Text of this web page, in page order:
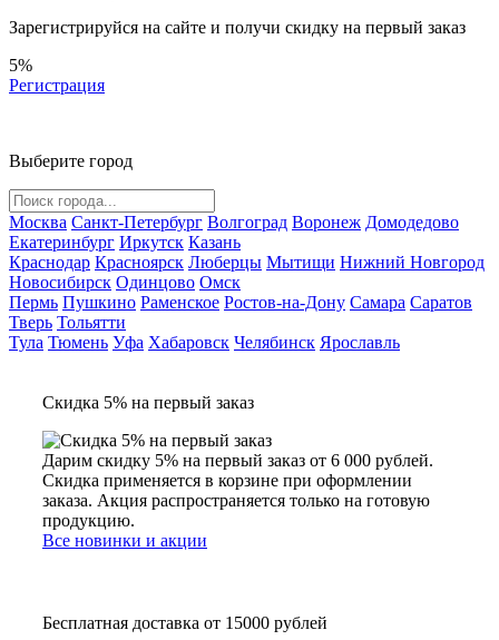
Зарегистрируйся на сайте и получи скидку на первый заказ
5%
Регистрация
Выберите город
Москва Санкт-Петербург Волгоград Воронеж Домодедово
Екатеринбург Иркутск Казань
Краснодар Красноярск Люберцы Мытищи Нижний Новгород
Новосибирск Одинцово Омск
Пермь Пушкино Раменское Ростов-на-Дону Самара Саратов
Тверь Тольятти
Тула Тюмень Уфа Хабаровск Челябинск Ярославль
Скидка 5% на первый заказ
Дарим скидку 5% на первый заказ от 6 000 рублей.
Скидка применяется в корзине при оформлении
заказа. Акция распространяется только на готовую
продукцию.
Все новинки и акции
Бесплатная доставка от 15000 рублей